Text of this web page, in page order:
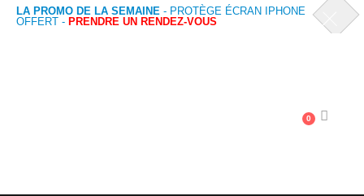
LA PROMO DE LA SEMAINE - PROTÈGE ÉCRAN IPHONE
OFFERT - PRENDRE UN RENDEZ-VOUS
0